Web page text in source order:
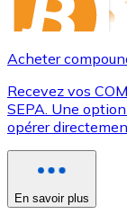
Acheter
Recevez vos
SEPA. Une
opérer
En savoir plus